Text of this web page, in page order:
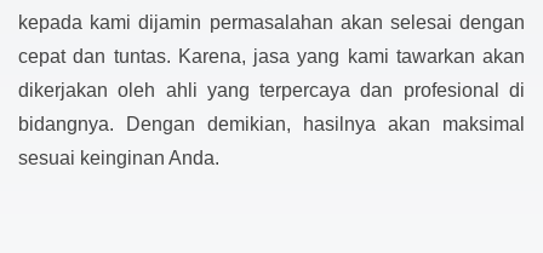
kepada kami dijamin permasalahan akan selesai dengan
cepat dan tuntas. Karena, jasa yang kami tawarkan akan
dikerjakan oleh ahli yang terpercaya dan profesional di
bidangnya. Dengan demikian, hasilnya akan maksimal
sesuai keinginan Anda.